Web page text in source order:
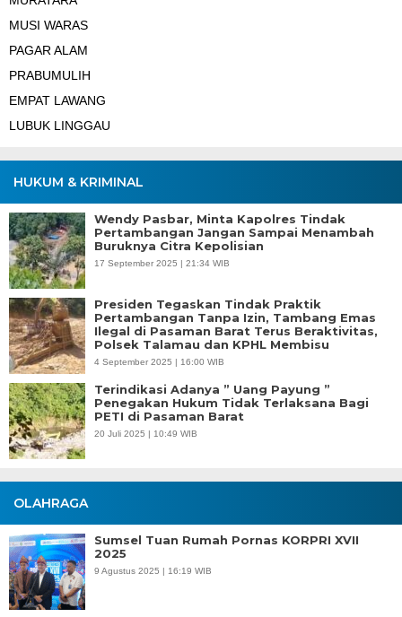
MUSI WARAS
PAGAR ALAM
PRABUMULIH
EMPAT LAWANG
LUBUK LINGGAU
HUKUM & KRIMINAL
Wendy Pasbar, Minta Kapolres Tindak
Pertambangan Jangan Sampai Menambah
Buruknya Citra Kepolisian
17 September 2025 | 21:34 WIB
Presiden Tegaskan Tindak Praktik
Pertambangan Tanpa Izin, Tambang Emas
Ilegal di Pasaman Barat Terus Beraktivitas,
Polsek Talamau dan KPHL Membisu
4 September 2025 | 16:00 WIB
Terindikasi Adanya ” Uang Payung ”
Penegakan Hukum Tidak Terlaksana Bagi
PETI di Pasaman Barat
20 Juli 2025 | 10:49 WIB
OLAHRAGA
Sumsel Tuan Rumah Pornas KORPRI XVII
2025
9 Agustus 2025 | 16:19 WIB